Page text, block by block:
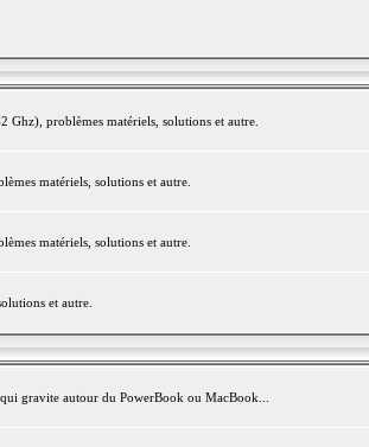
problèmes matériels, solutions et autre.
matériels, solutions et autre.
matériels, solutions et autre.
et autre.
gravite autour du PowerBook ou MacBook...